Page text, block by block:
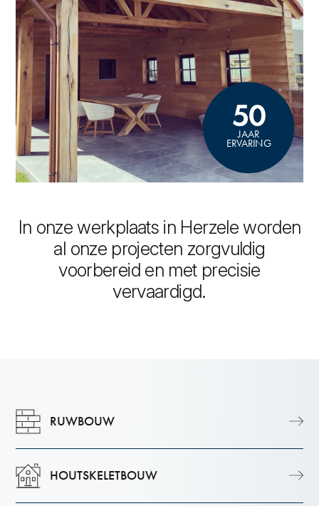
50
JAAR
ERVARING
In onze werkplaats in Herzele worden
al onze projecten zorgvuldig
voorbereid en met precisie
vervaardigd.
RUWBOUW
HOUTSKELETBOUW